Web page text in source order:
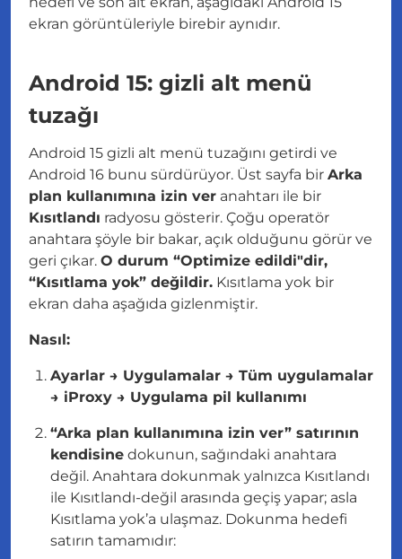
ekran görüntüleriyle birebir aynıdır.
Android 15: gizli alt menü
tuzağı
Android 15 gizli alt menü tuzağını getirdi ve
Android 16 bunu sürdürüyor. Üst sayfa bir Arka
plan kullanımına izin ver anahtarı ile bir
Kısıtlandı radyosu gösterir. Çoğu operatör
anahtara şöyle bir bakar, açık olduğunu görür ve
geri çıkar. O durum “Optimize edildi"dir,
“Kısıtlama yok” değildir. Kısıtlama yok bir
ekran daha aşağıda gizlenmiştir.
Nasıl:
Ayarlar → Uygulamalar → Tüm uygulamalar
→ iProxy → Uygulama pil kullanımı
“Arka plan kullanımına izin ver” satırının
kendisine dokunun, sağındaki anahtara
değil. Anahtara dokunmak yalnızca Kısıtlandı
ile Kısıtlandı-değil arasında geçiş yapar; asla
Kısıtlama yok’a ulaşmaz. Dokunma hedefi
satırın tamamıdır: